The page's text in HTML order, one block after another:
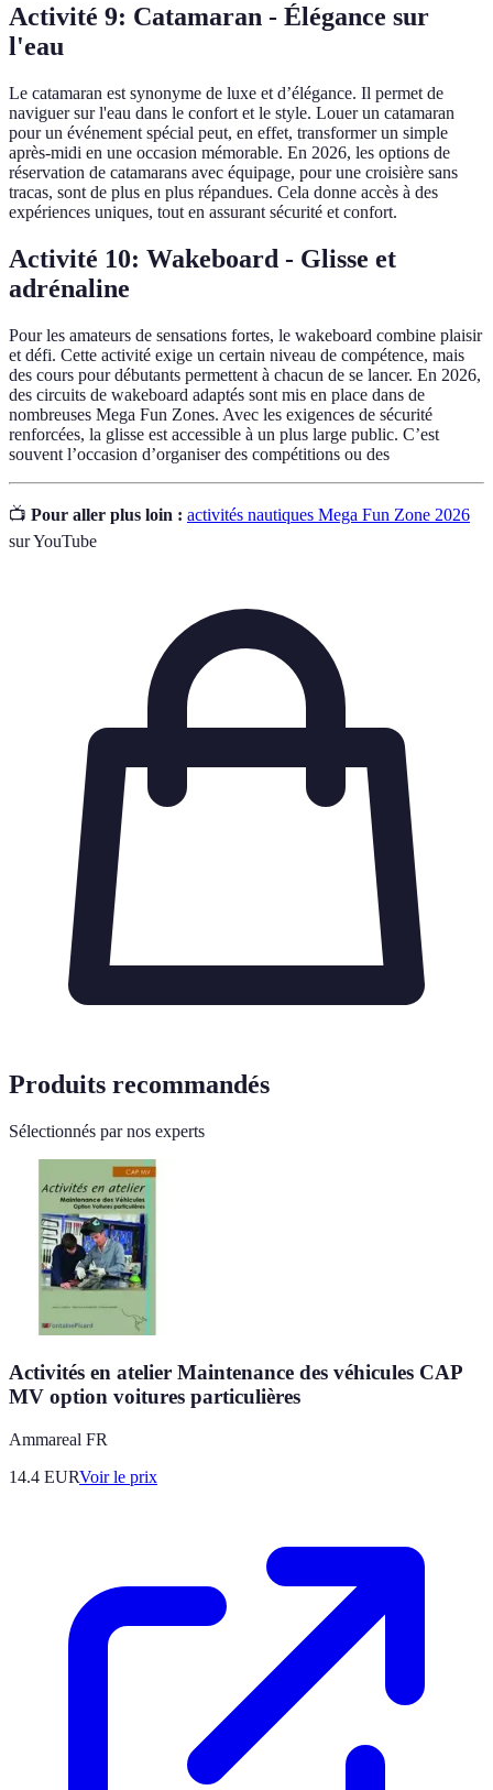
Activité 9: Catamaran - Élégance sur
l'eau
Le catamaran est synonyme de luxe et d’élégance. Il permet de
naviguer sur l'eau dans le confort et le style. Louer un catamaran
pour un événement spécial peut, en effet, transformer un simple
après-midi en une occasion mémorable. En 2026, les options de
réservation de catamarans avec équipage, pour une croisière sans
tracas, sont de plus en plus répandues. Cela donne accès à des
expériences uniques, tout en assurant sécurité et confort.
Activité 10: Wakeboard - Glisse et
adrénaline
Pour les amateurs de sensations fortes, le wakeboard combine plaisir
et défi. Cette activité exige un certain niveau de compétence, mais
des cours pour débutants permettent à chacun de se lancer. En 2026,
des circuits de wakeboard adaptés sont mis en place dans de
nombreuses Mega Fun Zones. Avec les exigences de sécurité
renforcées, la glisse est accessible à un plus large public. C’est
souvent l’occasion d’organiser des compétitions ou des
📺 Pour aller plus loin : activités nautiques Mega Fun Zone 2026
sur YouTube
Produits recommandés
Sélectionnés par nos experts
Activités en atelier Maintenance des véhicules CAP
MV option voitures particulières
Ammareal FR
14.4 EURVoir le prix